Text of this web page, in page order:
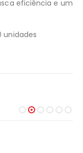
eficiência e um
unidades